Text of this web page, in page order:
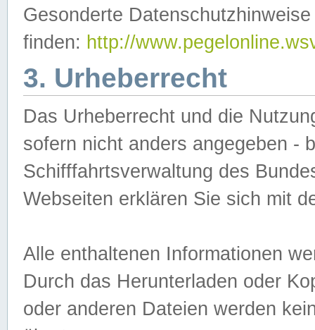
Gesonderte
finden: http://
3. Urheberrecht
Das Urheberrecht und die
sofern nicht anders angegeben -
Schifffahrtsverwaltung des
Webseiten erklären Sie sich mit
Alle enthaltenen Informationen
Durch das Herunterladen oder
oder anderen Dateien werden